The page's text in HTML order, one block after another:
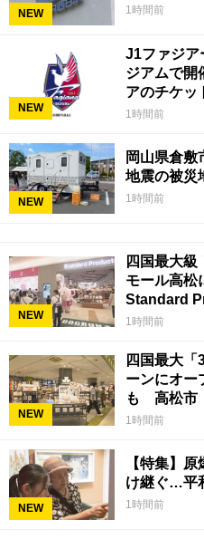
NEW 1時間前
NEW
J1ファジ
ジアムで
アのチケッ
1時間前
NEW
岡山県倉敷
地震の被災
1時間前
NEW
四国最大級
モール高
Standard
香川県初
1時間前
NEW
四国最大「
ーンにオ
も 高松市
1時間前
NEW
【特集】
け継ぐ…平
1時間前